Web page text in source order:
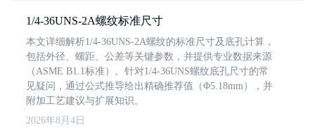
1/4-36UNS-2A螺纹标准尺寸
本文详细解析1/4-36UNS-2A螺纹的标准尺寸及底孔计算，
包括外径、螺距、公差等关键参数，并提供专业数据来源
（ASME B1.1标准）。针对1/4-36UNS螺纹底孔尺寸的常
见疑问，通过公式推导给出精确推荐值（Φ5.18mm），并
附加工艺建议与扩展知识。
2026年8月4日